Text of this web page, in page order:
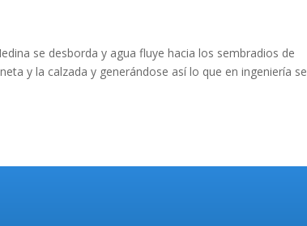
se desborda y agua fluye hacia los sembradios de
y la calzada y generándose así lo que en ingeniería se